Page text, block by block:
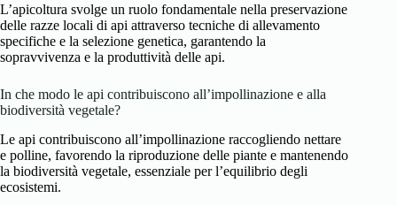
L’apicoltura svolge un ruolo fondamentale nella preservazione
delle razze locali di api attraverso tecniche di allevamento
specifiche e la selezione genetica, garantendo la
sopravvivenza e la produttività delle api.
In che modo le api contribuiscono all’impollinazione e alla
biodiversità vegetale?
Le api contribuiscono all’impollinazione raccogliendo nettare
e polline, favorendo la riproduzione delle piante e mantenendo
la biodiversità vegetale, essenziale per l’equilibrio degli
ecosistemi.